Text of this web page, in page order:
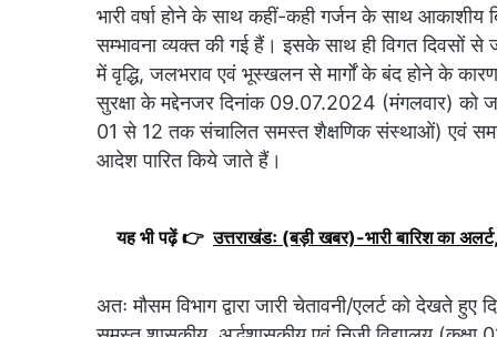
भारी वर्षा होने के साथ कहीं-कही गर्जन के साथ आकाशीय
सम्भावना व्यक्त की गई हैं। इसके साथ ही विगत दिवसों से
में वृद्धि, जलभराव एवं भूस्खलन से मार्गों के बंद होने के
सुरक्षा के मद्देनजर दिनांक 09.07.2024 (मंगलवार) को
01 से 12 तक संचालित समस्त शैक्षणिक संस्थाओं) एवं
आदेश पारित किये जाते हैं।
यह भी पढ़ें 👉 उत्तराखंडः (बड़ी खबर)-भारी बारिश का
अतः मौसम विभाग द्वारा जारी चेतावनी/एलर्ट को देखते